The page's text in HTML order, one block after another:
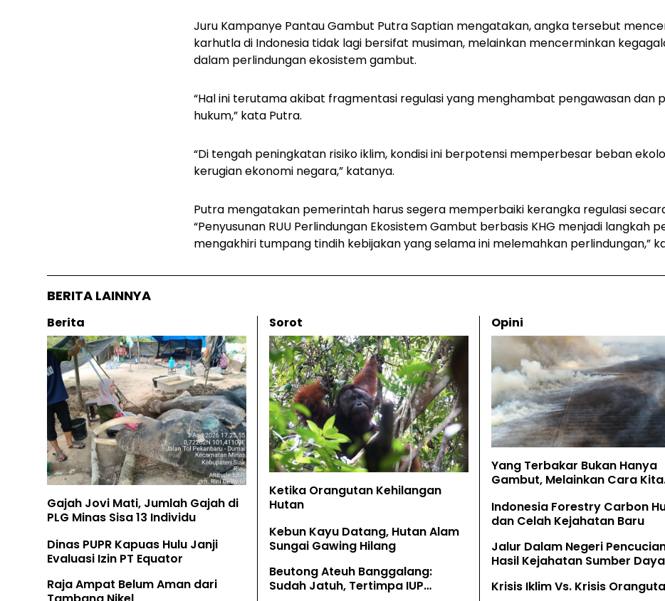
Juru Kampanye Pantau Gambut Putra Saptian mengatakan, angka tersebut
karhutla di Indonesia tidak lagi bersifat musiman, melainkan mencerminkan
dalam perlindungan ekosistem gambut.
“Hal ini terutama akibat fragmentasi regulasi yang menghambat pengawasan dan
hukum,” kata Putra.
“Di tengah peningkatan risiko iklim, kondisi ini berpotensi memperbesar beban
kerugian ekonomi negara,” katanya.
Putra mengatakan pemerintah harus segera memperbaiki kerangka regulasi
“Penyusunan RUU Perlindungan Ekosistem Gambut berbasis KHG menjadi langkah
mengakhiri tumpang tindih kebijakan yang selama ini melemahkan perlindungan,”
BERITA LAINNYA
Berita
Gajah Jovi Mati, Jumlah Gajah di
PLG Minas Sisa 13 Individu
Dinas PUPR Kapuas Hulu Janji
Evaluasi Izin PT Equator
Raja Ampat Belum Aman dari
Sorot
Ketika Orangutan Kehilangan
Hutan
Kebun Kayu Datang, Hutan Alam
Sungai Gawing Hilang
Beutong Ateuh Banggalang:
Sudah Jatuh, Tertimpa IUP
Opini
Yang Terbakar Bukan Hanya
Gambut, Melainkan Cara Kita
Indonesia Forestry Carbon
dan Celah Kejahatan Baru
Jalur Dalam Negeri
Hasil Kejahatan Sumber Daya
Krisis Iklim Vs. Krisis